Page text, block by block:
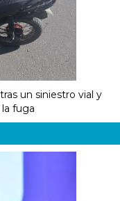
un siniestro vial y
fuga